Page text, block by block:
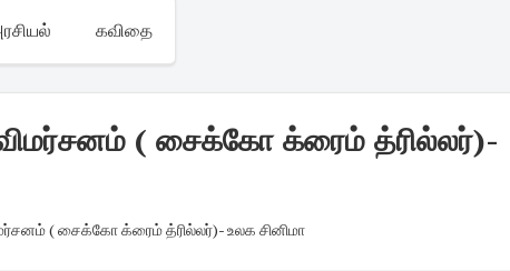
கவிதை
( சைக்கோ க்ரைம் த்ரில்லர்)-
( சைக்கோ க்ரைம் த்ரில்லர்)- உலக சினிமா